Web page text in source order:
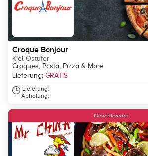
Croque Bonjour
Kiel Ostufer
Croques, Pasta, Pizza & More
Lieferung: GRATIS
Lieferung:
Abholung:
Geschlossen